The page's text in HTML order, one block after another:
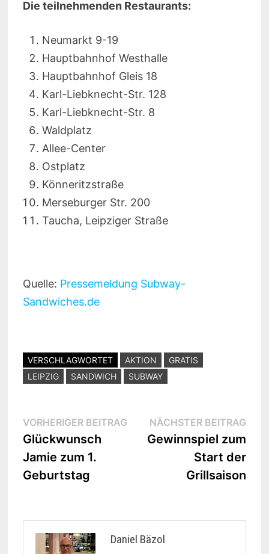
Die teilnehmenden Restaurants:
Neumarkt 9-19
Hauptbahnhof Westhalle
Hauptbahnhof Gleis 18
Karl-Liebknecht-Str. 128
Karl-Liebknecht-Str. 8
Waldplatz
Allee-Center
Ostplatz
Könneritzstraße
Merseburger Str. 200
Taucha, Leipziger Straße
Quelle: Pressemeldung Subway-
Sandwiches.de
VERSCHLAGWORTET AKTION
GRATIS
LEIPZIG
SANDWICH SUBWAY
Beitragsnavigation
VORHERIGER BEITRAGVorheriger
Beitrag:
Glückwunsch
Jamie zum 1.
Geburtstag
NÄCHSTER BEITRAG
Gewinnspiel zum
Start der
Grillsaison
Daniel Bäzol